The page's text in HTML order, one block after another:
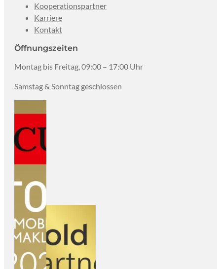
Kooperationspartner
Karriere
Kontakt
Öffnungszeiten
Montag bis Freitag, 09:00 – 17:00 Uhr
Samstag & Sonntag geschlossen